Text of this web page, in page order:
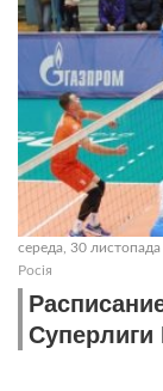
середа, 30 листопада
Росія
Суперлиги